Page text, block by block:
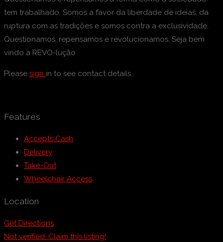
tem trabalhado. Somos a favor da liberdade de ideias, da
ruptura com as tradições e somos contra a exclusividade.
Questionamos, repensamos e revolucionamos. Seja bem
vindo à REVO-lução
Please sign in to see contact details.
Features
Accepts Cash
Delivery
Take-Out
Wheelchair Access
Location
Get Directions
Not verified. Claim this listing!